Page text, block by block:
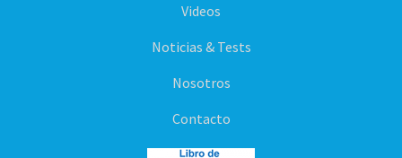
Videos
Noticias & Tests
Nosotros
Contacto